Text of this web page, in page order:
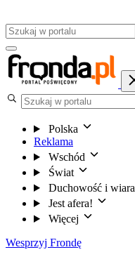
Polska
Reklama
Wschód
Świat
Duchowość i wiara
Jest afera!
Więcej
Wesprzyj Frondę